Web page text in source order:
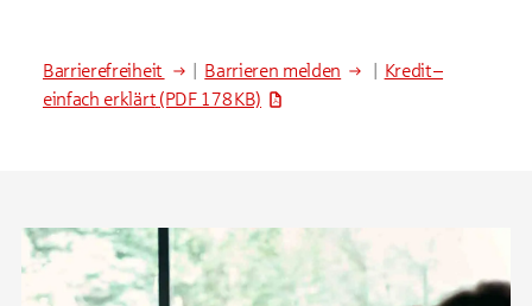
Barrierefreiheit Barrieren melden
Kredit –
einfach erklärt (PDF 178 KB)